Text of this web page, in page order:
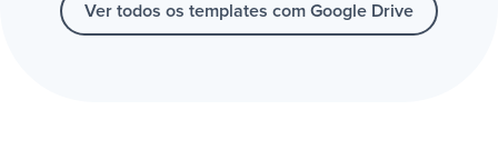
Ver todos os templates com Google Drive